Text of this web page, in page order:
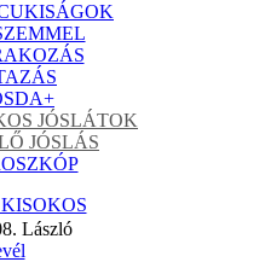
+
JÓSLÁTOK
JÓSLÁS
László